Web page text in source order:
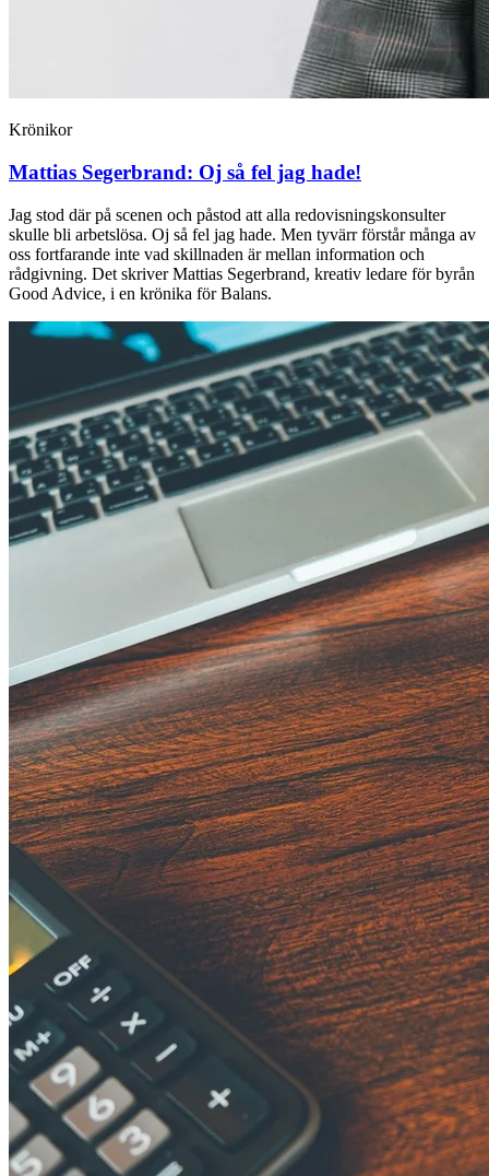
Krönikor
Mattias Segerbrand: Oj så fel jag hade!
Jag stod där på scenen och påstod att alla redovisningskonsulter
skulle bli arbetslösa. Oj så fel jag hade. Men tyvärr förstår många av
oss fortfarande inte vad skillnaden är mellan information och
rådgivning. Det skriver Mattias Segerbrand, kreativ ledare för byrån
Good Advice, i en krönika för Balans.